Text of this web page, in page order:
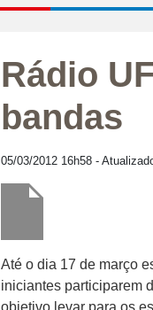
Rádio
bandas
05/03/2012 16h58 -
Até o dia 17 de março
iniciantes participarem
objetivo levar para os